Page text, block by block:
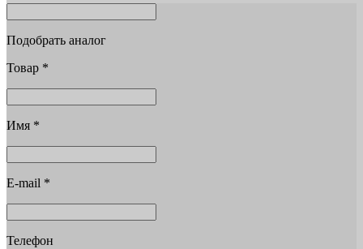
Подобрать аналог
Товар *
Имя *
E-mail *
Телефон